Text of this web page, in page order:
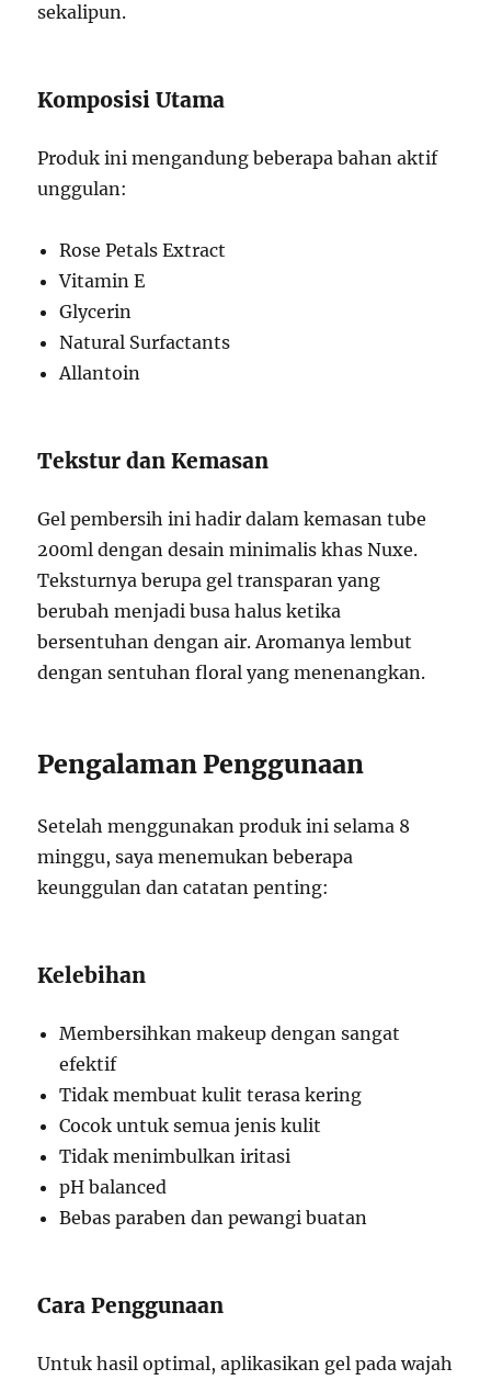
sekalipun.
Komposisi Utama
Produk ini mengandung beberapa bahan aktif
unggulan:
Rose Petals Extract
Vitamin E
Glycerin
Natural Surfactants
Allantoin
Tekstur dan Kemasan
Gel pembersih ini hadir dalam kemasan tube
200ml dengan desain minimalis khas Nuxe.
Teksturnya berupa gel transparan yang
berubah menjadi busa halus ketika
bersentuhan dengan air. Aromanya lembut
dengan sentuhan floral yang menenangkan.
Pengalaman Penggunaan
Setelah menggunakan produk ini selama 8
minggu, saya menemukan beberapa
keunggulan dan catatan penting:
Kelebihan
Membersihkan makeup dengan sangat
efektif
Tidak membuat kulit terasa kering
Cocok untuk semua jenis kulit
Tidak menimbulkan iritasi
pH balanced
Bebas paraben dan pewangi buatan
Cara Penggunaan
Untuk hasil optimal, aplikasikan gel pada wajah